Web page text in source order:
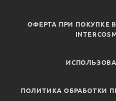
ОФЕРТА ПРИ ПОКУПКЕ
ПОЛИТИКА ОБРАБОТКИ